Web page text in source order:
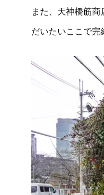
また、天神橋筋
だいたいここで